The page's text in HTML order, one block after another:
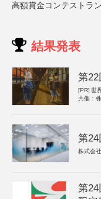
高額賞金コンテストラ
結果発表
第
[PR] 世
共催：
第
株式会
第